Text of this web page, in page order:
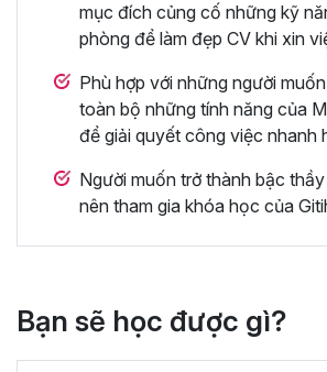
mục đích củng cố những kỹ
phòng để làm đẹp CV khi xin
Phù hợp với những người
toàn bộ những tính năng của
để giải quyết công việc nhanh
Người muốn trở thành bậc
nên tham gia khóa học của
Bạn sẽ học được gì?